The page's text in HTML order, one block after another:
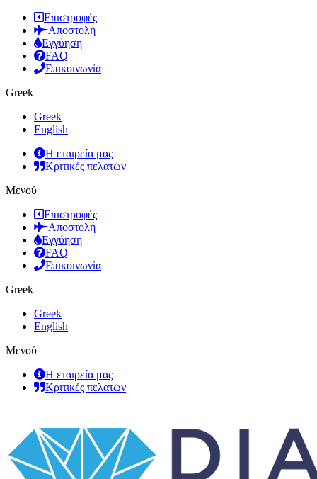
Επιστροφές
Αποστολή
Εγγύηση
FAQ
Επικοινωνία
Greek
Greek
English
Η εταιρεία μας
Κριτικές πελατών
Μενού
Επιστροφές
Αποστολή
Εγγύηση
FAQ
Επικοινωνία
Greek
Greek
English
Μενού
Η εταιρεία μας
Κριτικές πελατών